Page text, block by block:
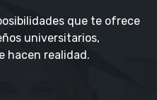
que te ofrece
universitarios,
hacen realidad.